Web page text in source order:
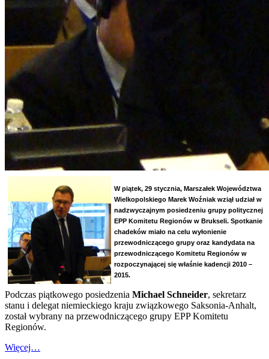
W piątek, 29 stycznia, Marszałek Województwa
Wielkopolskiego Marek Woźniak wziął udział w
nadzwyczajnym posiedzeniu grupy politycznej
EPP Komitetu Regionów w Brukseli. Spotkanie
chadeków miało na celu wyłonienie
przewodniczącego grupy oraz kandydata na
przewodniczącego Komitetu Regionów w
rozpoczynającej się właśnie kadencji 2010 –
2015.
Podczas piątkowego posiedzenia Michael Schneider, sekretarz
stanu i delegat niemieckiego kraju związkowego Saksonia-Anhalt,
został wybrany na przewodniczącego grupy EPP Komitetu
Regionów.
Więcej…